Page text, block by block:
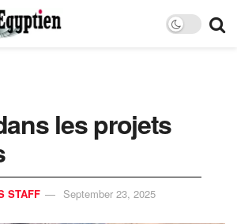
les projets
STAFF September 23, 2025